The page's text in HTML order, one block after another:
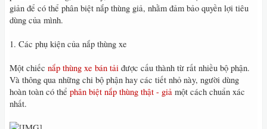
giản để có thể phân biệt nắp thùng giả, nhằm đảm bảo quyền lợi tiêu
dùng của mình.
1. Các phụ kiện của nắp thùng xe
Một chiếc nắp thùng xe bán tải được cấu thành từ rất nhiều bộ phận.
Và thông qua những chi bộ phận hay các tiết nhỏ này, người dùng
hoàn toàn có thể phân biệt nắp thùng thật - giả một cách chuẩn xác
nhất.